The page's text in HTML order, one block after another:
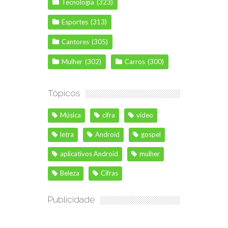
Tecnologia (323)
Esportes (313)
Cantores (305)
Mulher (302) Carros (300)
Tópicos
Música cifra vídeo
letra Android gospel
aplicativos Android mulher
Beleza Cifras
Publicidade